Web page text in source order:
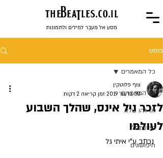
theBeaTles.co.il
מסע אל מעבֶר למילים ולתמונות
פוסט
כל המאמרים
אז זהו שלא
הידעתם?
חיפושונים
כל המאמרים
לזכר ניל אינס, שהלך השבוע
לעולמו
צוף פלוטקין
30 בדצמ׳ 2019
זמן קריאה 2 דקות
נכתב ע"י איתי גל